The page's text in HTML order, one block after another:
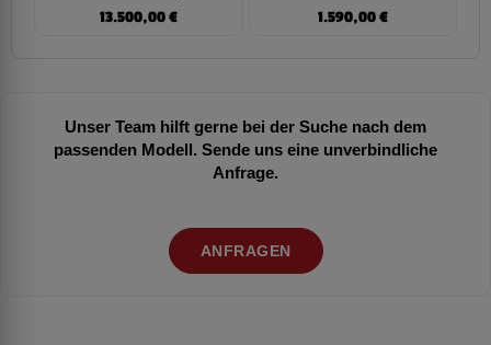
13.500,00€
1.590,00€
Unser Team hilft gerne bei der Suche nach dem
passenden Modell. Sende uns eine unverbindliche
Anfrage.
ANFRAGEN